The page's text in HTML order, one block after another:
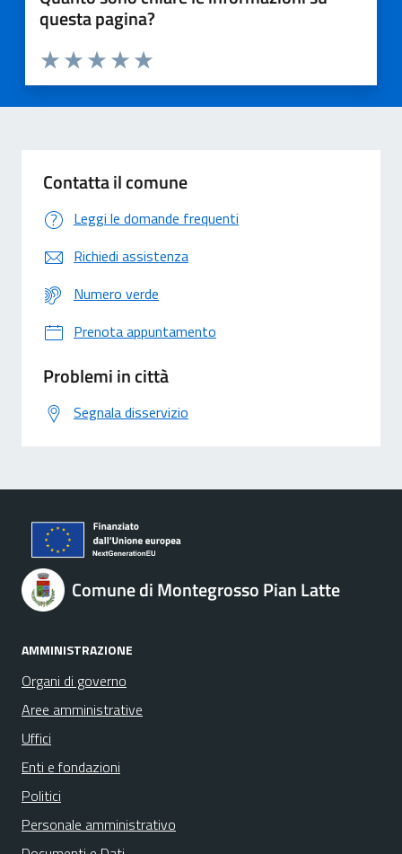
questa pagina?
Valuta 5 stelle su 5
Valuta 4 stelle su 5
Valuta 3 stelle su 5
Valuta 2 stelle su 5
Valuta 1 stelle su 5
Contatta il comune
Leggi le domande frequenti
Richiedi assistenza
Numero verde
Prenota appuntamento
Problemi in città
Segnala disservizio
Comune di Montegrosso Pian Latte
AMMINISTRAZIONE
Organi di governo
Aree amministrative
Uffici
Enti e fondazioni
Politici
Personale amministrativo